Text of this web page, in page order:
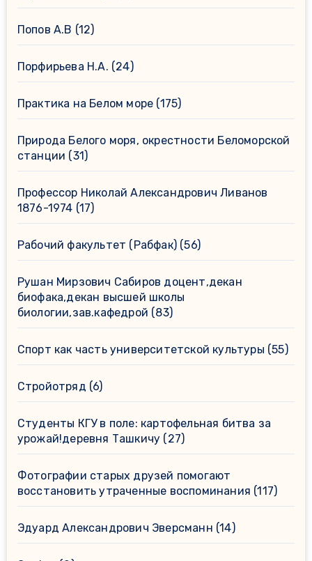
Попов А.В (12)
Порфирьева Н.А. (24)
Практика на Белом море (175)
Природа Белого моря, окрестности Беломорской
станции (31)
Профессор Николай Александрович Ливанов
1876-1974 (17)
Рабочий факультет (Рабфак)(56)
Рушан Мирзович Сабиров доцент,декан
биофака,декан высшей школы
биологии,зав.кафедрой (83)
Спорт как часть университетской культуры (55)
Стройотряд (6)
Студенты КГУ в поле: картофельная битва за
урожай!деревня Ташкичу (27)
Фотографии старых друзей помогают
восстановить утраченные воспоминания (117)
Эдуард Александрович Эверсманн (14)